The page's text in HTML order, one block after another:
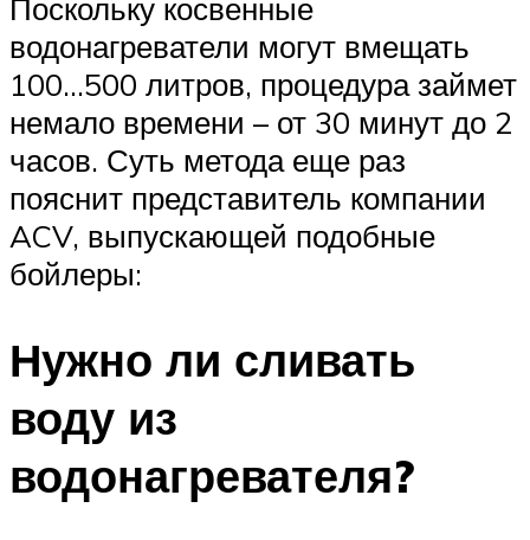
Поскольку косвенные
водонагреватели могут вмещать
100…500 литров, процедура займет
немало времени – от 30 минут до 2
часов. Суть метода еще раз
пояснит представитель компании
ACV, выпускающей подобные
бойлеры:
Нужно ли сливать
воду из
водонагревателя?